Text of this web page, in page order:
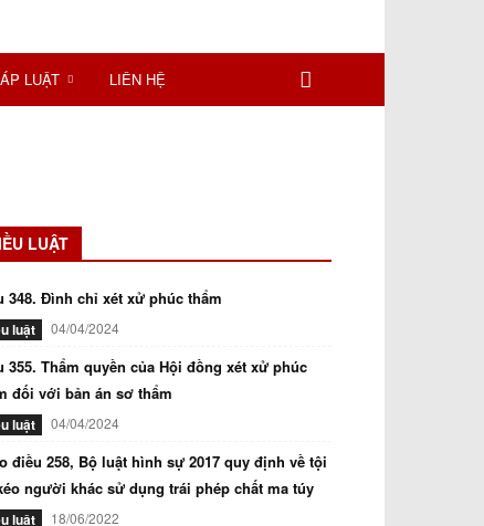
LUẬT LIÊN HỆ
LUẬT
348. Đình chỉ xét xử phúc thẩm
luật 04/04/2024
355. Thẩm quyền của Hội đồng xét xử phúc
đối với bản án sơ thẩm
luật 04/04/2024
điều 258, Bộ luật hình sự 2017 quy định về tội
người khác sử dụng trái phép chất ma túy
luật 18/06/2022